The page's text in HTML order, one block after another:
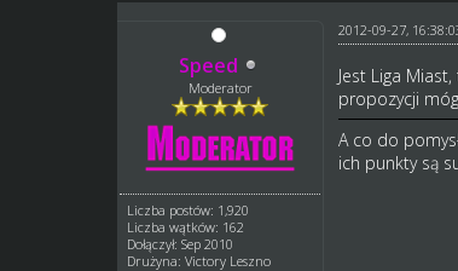
Speed
Moderator
Liczba postów: 1,920
Liczba wątków: 162
Dołączył: Sep 2010
Drużyna: Victory Leszno
2012-09-27,
Jest Liga
propozycji
A co do
ich punkty są